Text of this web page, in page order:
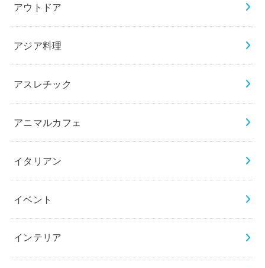
アウトドア
アジア料理
アスレチック
アニマルカフェ
イタリアン
イベント
インテリア